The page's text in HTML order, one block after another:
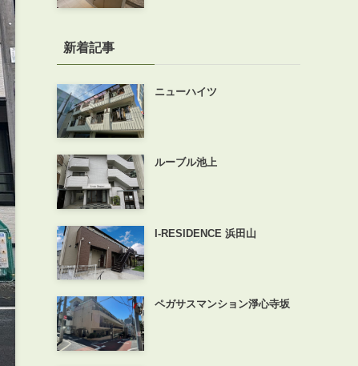
新着記事
ニューハイツ
ルーブル池上
I-RESIDENCE 浜田山
ペガサスマンション淨心寺坂